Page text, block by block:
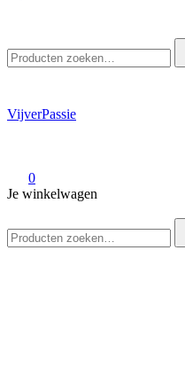
naar:
VijverPassie
0
Je winkelwagen
naar: